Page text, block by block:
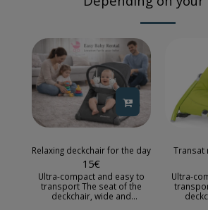
Relaxing deckchair for the day
15€
Ultra-compact and easy to
transport The seat of the
deckchair, wide and
Transat
Ultra-